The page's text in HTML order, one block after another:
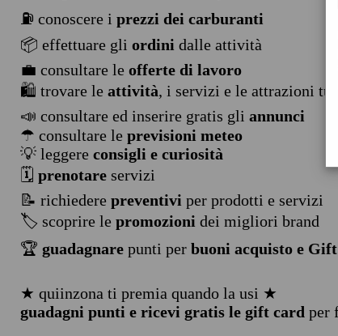
⛽ conoscere i prezzi dei carburanti
📦 effettuare gli ordini dalle attività
💼 consultare le offerte di lavoro
🛍️ trovare le attività, i servizi e le attrazioni
📣 consultare ed inserire gratis gli annunci
☂ consultare le previsioni meteo
💡 leggere consigli e curiosità
🗓️ prenotareservizi
📝 richiedere preventivi per prodotti e servizi
🏷️ scoprire le promozioni dei migliori brand
🏆 guadagnarepunti per buoni acquisto e
★ quiinzona ti premia quando la usi ★
guadagni punti e ricevi gratis le gift card per